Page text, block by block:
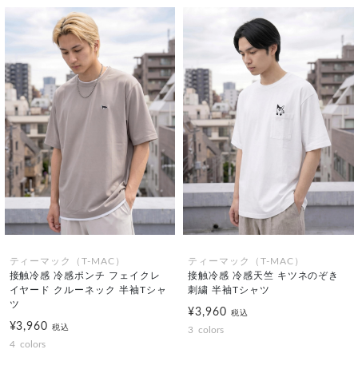
ティーマック（T-MAC）
接触冷感 冷感ポンチ フェイクレ
イヤード クルーネック 半袖Tシャ
ツ
¥3,960税込
4 colors
ティーマック（T-MAC）
接触冷感 冷感天竺 キツネのぞき
刺繍 半袖Tシャツ
¥3,960 税込
3 colors